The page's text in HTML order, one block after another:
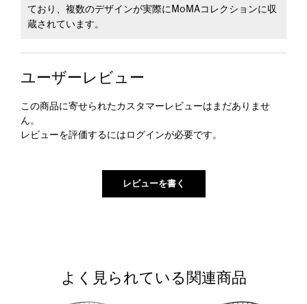
ており、複数のデザインが実際にMoMAコレクションに収
蔵されています。
ユーザーレビュー
この商品に寄せられたカスタマーレビューはまだありませ
ん。
レビューを評価するには ログインが必要です。
よく見られている関連商品